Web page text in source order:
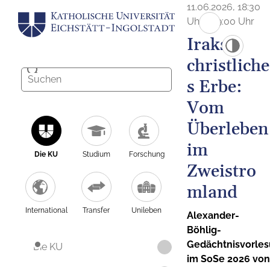
Die KU Studium Forschung
International Transfer Unileben
Die KU
11.06.2026, 18:30
Uhr - 19:00 Uhr
Iraks
christliche
s Erbe:
Vom
Überleben
im
Zweistro
mland
Alexander-
Böhlig-
im SoSe 2026 von